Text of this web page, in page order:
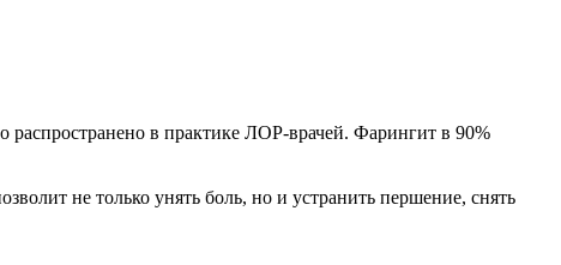
распространено в практике ЛОР-врачей. Фарингит в 90%
не только унять боль, но и устранить першение, снять